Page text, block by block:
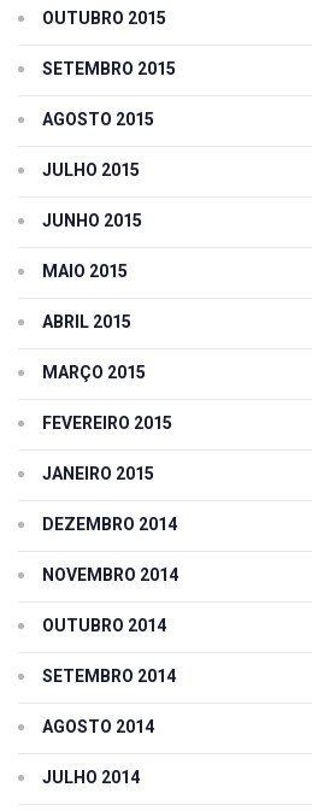
OUTUBRO 2015
SETEMBRO 2015
AGOSTO 2015
JULHO 2015
JUNHO 2015
MAIO 2015
ABRIL 2015
MARÇO 2015
FEVEREIRO 2015
JANEIRO 2015
DEZEMBRO 2014
NOVEMBRO 2014
OUTUBRO 2014
SETEMBRO 2014
AGOSTO 2014
JULHO 2014